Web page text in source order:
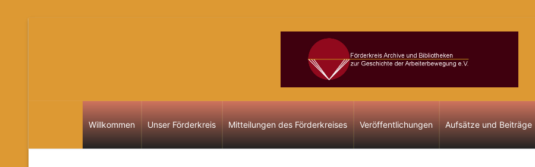
Willkommen Unser Förderkreis Mitteilungen des Förderkreises Veröffentlichungen Aufsätze und Beiträge